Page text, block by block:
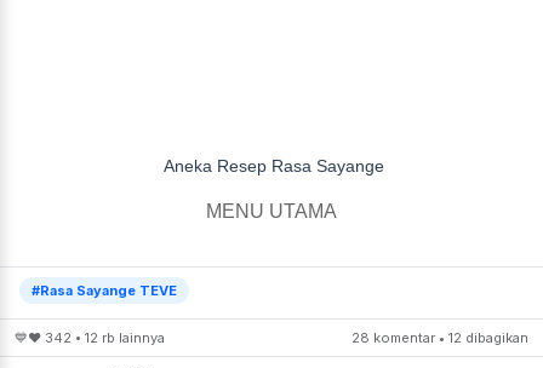
Aneka Resep Rasa Sayange
MENU UTAMA
#Rasa Sayange TEVE
💙❤️ 342 • 12 rb lainnya 28 komentar • 12 dibagikan